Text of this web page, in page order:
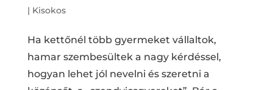
| Kisokos
Ha kettőnél több gyermeket vállaltok,
hamar szembesültek a nagy kérdéssel,
hogyan lehet jól nevelni és szeretni a